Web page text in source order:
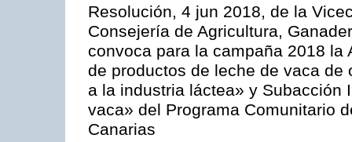
Resolución, 4 jun 2018, de la
Consejería de Agricultura,
convoca para la campaña 2018
de productos de leche de vaca
a la industria láctea» y Subacción
vaca» del Programa Comunitario
Canarias